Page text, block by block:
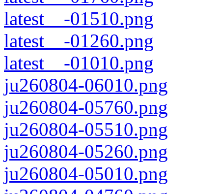
latest__-01510.png
latest__-01260.png
latest__-01010.png
ju260804-06010.png
ju260804-05760.png
ju260804-05510.png
ju260804-05260.png
ju260804-05010.png